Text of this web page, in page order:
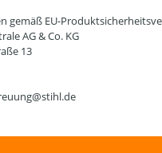
gemäß EU-
AG & Co. KG
13